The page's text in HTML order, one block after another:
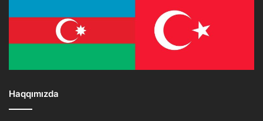
Haqqımızda